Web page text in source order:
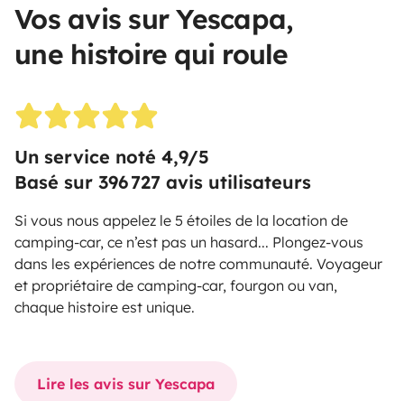
Vos avis sur Yescapa,
une histoire qui roule
Un service noté 4,9/5
Basé sur 396 727 avis utilisateurs
Si vous nous appelez le 5 étoiles de la location de
camping-car, ce n’est pas un hasard... Plongez-vous
dans les expériences de notre communauté. Voyageur
et propriétaire de camping-car, fourgon ou van,
chaque histoire est unique.
Lire les avis sur Yescapa